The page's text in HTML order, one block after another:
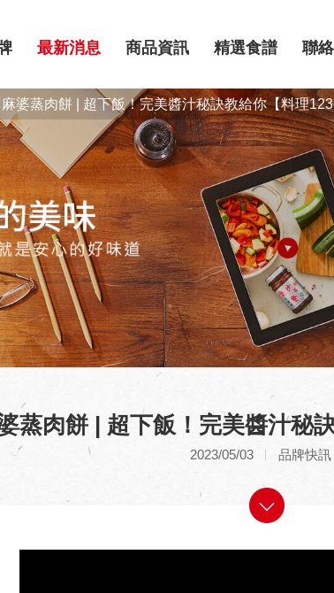
最新消息 商品資訊 精選食譜 聯
婆蒸肉餅 | 超下飯！完美醬汁秘訣教給你【料理
蒸肉餅 | 超下飯！完美醬汁秘
2023/05/03 品牌快訊